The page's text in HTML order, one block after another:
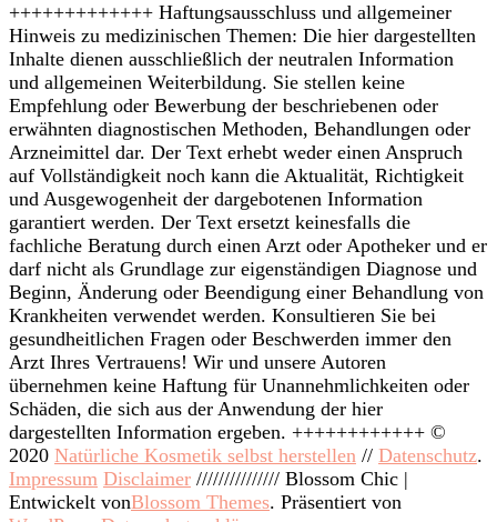
+++++++++++++ Haftungsausschluss und allgemeiner
Hinweis zu medizinischen Themen: Die hier dargestellten
Inhalte dienen ausschließlich der neutralen Information
und allgemeinen Weiterbildung. Sie stellen keine
Empfehlung oder Bewerbung der beschriebenen oder
erwähnten diagnostischen Methoden, Behandlungen oder
Arzneimittel dar. Der Text erhebt weder einen Anspruch
auf Vollständigkeit noch kann die Aktualität, Richtigkeit
und Ausgewogenheit der dargebotenen Information
garantiert werden. Der Text ersetzt keinesfalls die
fachliche Beratung durch einen Arzt oder Apotheker und er
darf nicht als Grundlage zur eigenständigen Diagnose und
Beginn, Änderung oder Beendigung einer Behandlung von
Krankheiten verwendet werden. Konsultieren Sie bei
gesundheitlichen Fragen oder Beschwerden immer den
Arzt Ihres Vertrauens! Wir und unsere Autoren
übernehmen keine Haftung für Unannehmlichkeiten oder
Schäden, die sich aus der Anwendung der hier
dargestellten Information ergeben. ++++++++++++ ©
2020 Natürliche Kosmetik selbst herstellen // Datenschutz.
Impressum Disclaimer /////////////// Blossom Chic |
Entwickelt vonBlossom Themes. Präsentiert von